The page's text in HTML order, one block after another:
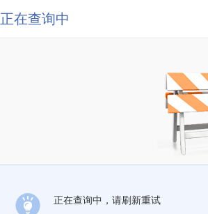
正在查询中
正在查询中，请刷新重试